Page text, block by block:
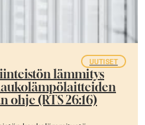
UUTISET
lämmitys
ohje (RTS 26:16)